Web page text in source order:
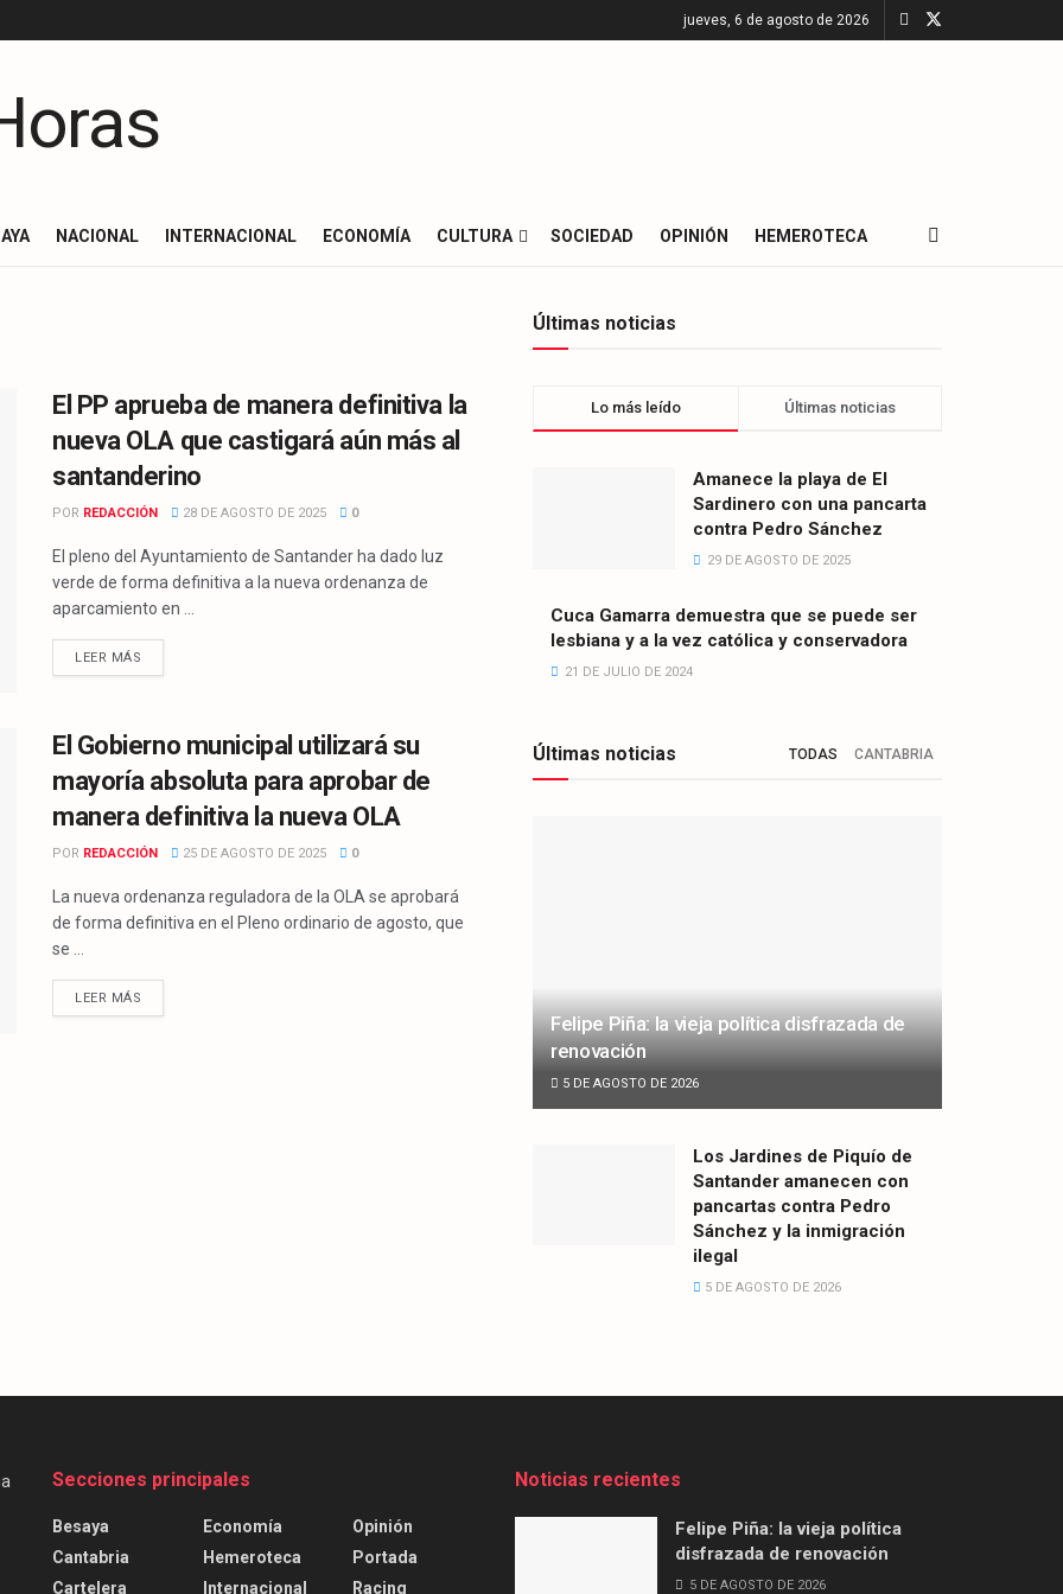
jueves, 6 de agosto de 2026
NACIONAL INTERNACIONAL ECONOMÍA CULTURA SOCIEDAD OPINIÓN HEMEROTECA
El PP aprueba de manera definitiva la
nueva OLA que castigará aún más al
santanderino
POR REDACCIÓN 28 DE AGOSTO DE 2025 0
El pleno del Ayuntamiento de Santander ha dado luz
verde de forma definitiva a la nueva ordenanza de
aparcamiento en ...
LEER MÁS
El Gobierno municipal utilizará su
mayoría absoluta para aprobar de
manera definitiva la nueva OLA
POR REDACCIÓN 25 DE AGOSTO DE 2025 0
La nueva ordenanza reguladora de la OLA se aprobará
de forma definitiva en el Pleno ordinario de agosto, que
se ...
LEER MÁS
Últimas noticias
Lo más leído Últimas noticias
Amanece la playa de El
Sardinero con una pancarta
contra Pedro Sánchez
29 DE AGOSTO DE 2025
Cuca Gamarra demuestra que se puede ser
lesbiana y a la vez católica y conservadora
21 DE JULIO DE 2024
Últimas noticias TODAS CANTABRIA
Felipe Piña: la vieja política disfrazada de
renovación
5 DE AGOSTO DE 2026
Los Jardines de Piquío de
Santander amanecen con
pancartas contra Pedro
Sánchez y la inmigración
ilegal
5 DE AGOSTO DE 2026
Secciones principales
Besaya
Cantabria
Cartelera
Economía
Hemeroteca
Internacional
Opinión
Portada
Racing
Noticias recientes
Felipe Piña: la vieja política
disfrazada de renovación
5 DE AGOSTO DE 2026